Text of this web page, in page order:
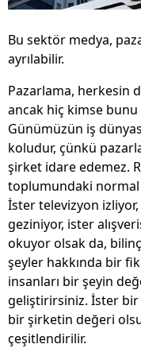
Bu sektör medya,
ayrılabilir.
Pazarlama, herkesin
ancak hiç kimse bunu
Günümüzün iş
koludur, çünkü
şirket idare edemez.
toplumundaki normal
İster televizyon
geziniyor, ister
okuyor olsak da,
şeyler hakkında bir
insanları bir şeyin
geliştirirsiniz. İster
bir şirketin değeri
çeşitlendirilir.